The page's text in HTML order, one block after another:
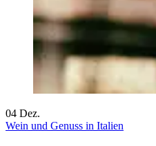
04 Dez.
Wein und Genuss in Italien